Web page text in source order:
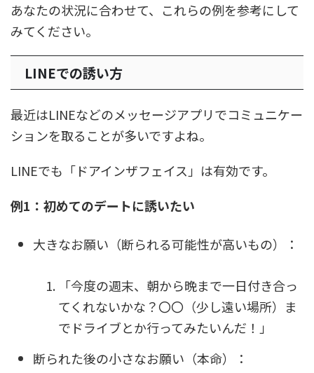
あなたの状況に合わせて、これらの例を参考にして
みてください。
LINEでの誘い方
最近はLINEなどのメッセージアプリでコミュニケー
ションを取ることが多いですよね。
LINEでも「ドアインザフェイス」は有効です。
例1：初めてのデートに誘いたい
大きなお願い（断られる可能性が高いもの）：
「今度の週末、朝から晩まで一日付き合っ
てくれないかな？〇〇（少し遠い場所）ま
でドライブとか行ってみたいんだ！」
断られた後の小さなお願い（本命）：